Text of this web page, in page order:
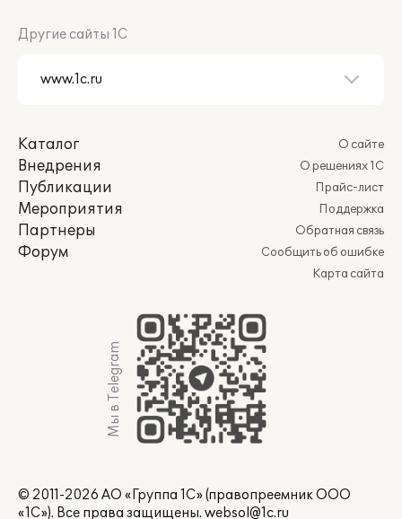
Другие сайты 1С
Каталог
Внедрения
Публикации
Мероприятия
Партнеры
Форум
О сайте
О решениях 1С
Прайс-лист
Поддержка
Обратная связь
Сообщить об ошибке
Карта сайта
Мы в Telegram
© 2011-2026 АО «Группа 1С» (правопреемник ООО
«1С»). Все права защищены. websol@1c.ru